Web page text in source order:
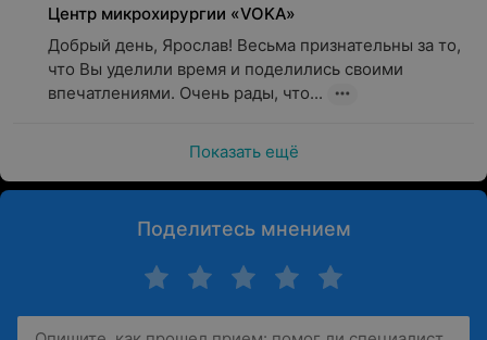
Центр микрохирургии «VOKA»
Добрый день, Ярослав! Весьма признательны за то,
что Вы уделили время и поделились своими
впечатлениями. Очень рады, что...
Показать ещё
Поделитесь мнением